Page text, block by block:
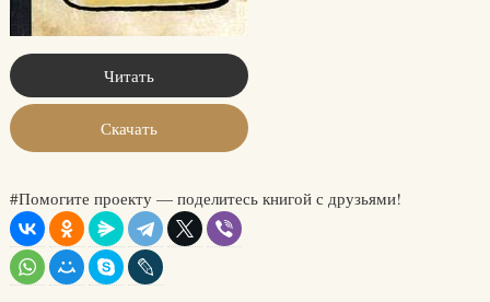
Читать
Скачать
#Помогите проекту — поделитесь книгой с друзьями!